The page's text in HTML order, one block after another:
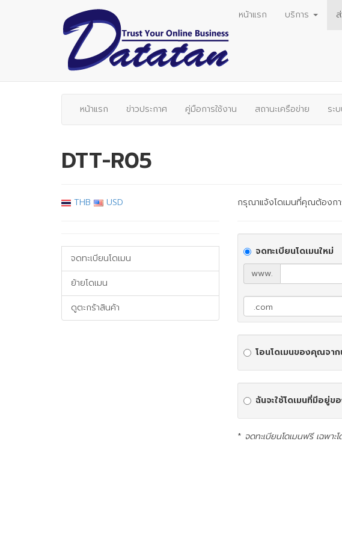
หน้าแรก บริการ
หน้าแรก ข่าวประกาศ คู่มือการใช้งาน สถานะเครือข่าย ระ
DTT-R05
THB USD
จดทะเบียนโดเมน
ย้ายโดเมน
ดูตะกร้าสินค้า
กรุณาแจ้งโดเมนที่คุณต้องกา
จดทะเบียนโดเมนใหม่
www.
โอนโดเมนของคุณจาก
ฉันจะใช้โดเมนที่มีอยู่
* จดทะเบียนโดเมนฟรี เฉพา